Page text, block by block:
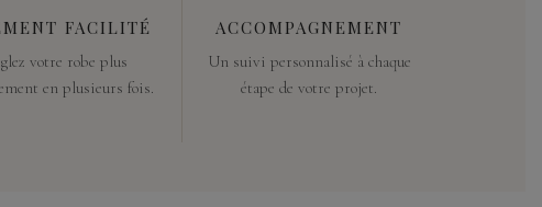
FACILITÉ
votre robe plus
en plusieurs fois.
ACCOMPAGNEMENT
Un suivi personnalisé à chaque
étape de votre projet.